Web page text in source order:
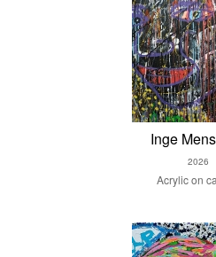
Inge
2026
Acrylic on